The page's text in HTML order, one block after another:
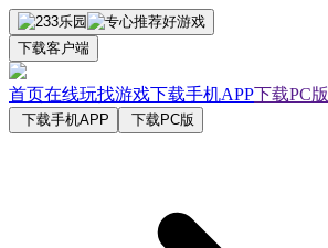
下载客户端
首页在线玩找游戏下载手机APP下载PC版
下载手机APP 下载PC版